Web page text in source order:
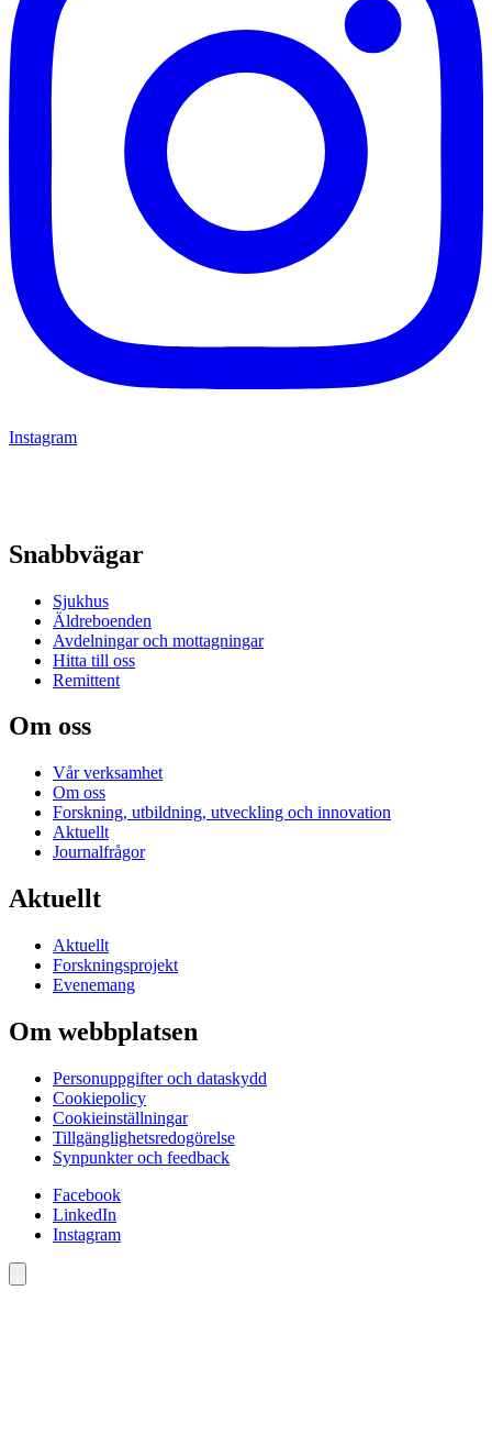
Instagram
Snabbvägar
Sjukhus
Äldreboenden
Avdelningar och mottagningar
Hitta till oss
Remittent
Om oss
Vår verksamhet
Om oss
Forskning, utbildning, utveckling och innovation
Aktuellt
Journalfrågor
Aktuellt
Aktuellt
Forskningsprojekt
Evenemang
Om webbplatsen
Personuppgifter och dataskydd
Cookiepolicy
Cookieinställningar
Tillgänglighetsredogörelse
Synpunkter och feedback
Facebook
LinkedIn
Instagram